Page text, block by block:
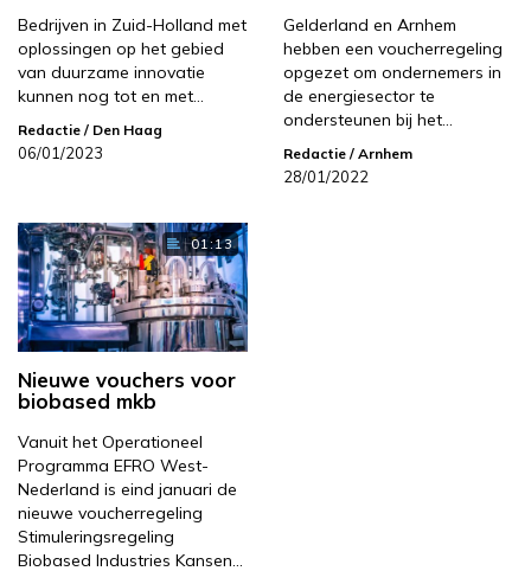
Bedrijven in Zuid-Holland met
oplossingen op het gebied
van duurzame innovatie
kunnen nog tot en met…
Redactie / Den Haag
06/01/2023
Gelderland en Arnhem
hebben een voucherregeling
opgezet om ondernemers in
de energiesector te
ondersteunen bij het…
Redactie / Arnhem
28/01/2022
01:13
Nieuwe vouchers voor
biobased mkb
Vanuit het Operationeel
Programma EFRO West-
Nederland is eind januari de
nieuwe voucherregeling
Stimuleringsregeling
Biobased Industries Kansen…